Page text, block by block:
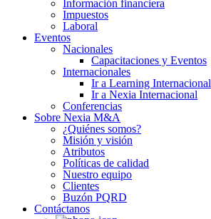
Información financiera
Impuestos
Laboral
Eventos
Nacionales
Capacitaciones y Eventos
Internacionales
Ir a Learning Internacional
Ir a Nexia Internacional
Conferencias
Sobre Nexia M&A
¿Quiénes somos?
Misión y visión
Atributos
Políticas de calidad
Nuestro equipo
Clientes
Buzón PQRD
Contáctanos